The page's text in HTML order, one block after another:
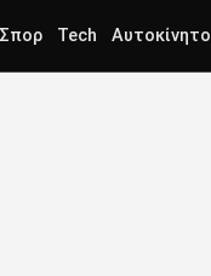
Σπορ Tech Αυτοκίνητο